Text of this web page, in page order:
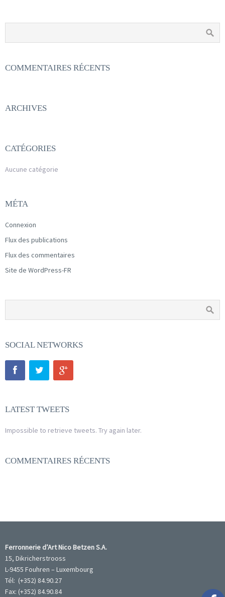
COMMENTAIRES RÉCENTS
ARCHIVES
CATÉGORIES
Aucune catégorie
MÉTA
Connexion
Flux des publications
Flux des commentaires
Site de WordPress-FR
SOCIAL NETWORKS
LATEST TWEETS
Impossible to retrieve tweets. Try again later.
COMMENTAIRES RÉCENTS
Ferronnerie d’Art Nico Betzen S.A.
15, Dikricherstrooss
L-9455 Fouhren – Luxembourg
Tél: (+352) 84.90.27
Fax: (+352) 84.90.84